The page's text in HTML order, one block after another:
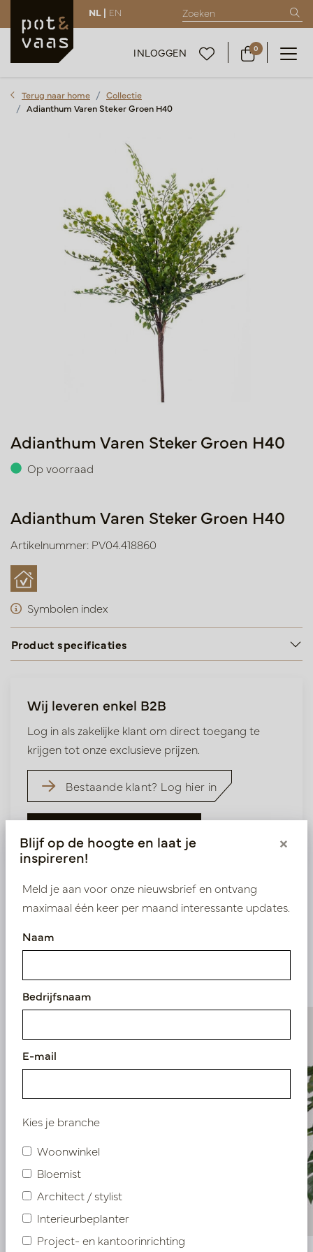
NL | EN
INLOGGEN 0
Terug naar home
Collectie
Adianthum Varen Steker Groen H40
Adianthum Varen Steker Groen H40
Op voorraad
Adianthum Varen Steker Groen H40
Artikelnummer: PV04.418860
Symbolen index
Product specificaties
Wij leveren enkel B2B
Log in als zakelijke klant om direct toegang te
krijgen tot onze exclusieve prijzen.
Bestaande klant? Log hier in
Vergelijkbare
producten
Blijf op de hoogte en laat je
inspireren!
×
Meld je aan voor onze nieuwsbrief en ontvang
maximaal één keer per maand interessante updates.
Naam
Bedrijfsnaam
E-mail
Kies je branche
Woonwinkel
Bloemist
Architect / stylist
Interieurbeplanter
Project- en kantoorinrichting